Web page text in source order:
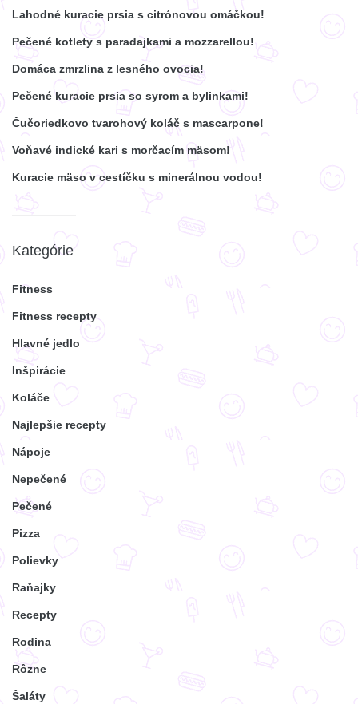
Lahodné kuracie prsia s citrónovou omáčkou!
Pečené kotlety s paradajkami a mozzarellou!
Domáca zmrzlina z lesného ovocia!
Pečené kuracie prsia so syrom a bylinkami!
Čučoriedkovo tvarohový koláč s mascarpone!
Voňavé indické kari s morčacím mäsom!
Kuracie mäso v cestíčku s minerálnou vodou!
Kategórie
Fitness
Fitness recepty
Hlavné jedlo
Inšpirácie
Koláče
Najlepšie recepty
Nápoje
Nepečené
Pečené
Pizza
Polievky
Raňajky
Recepty
Rodina
Rôzne
Šaláty